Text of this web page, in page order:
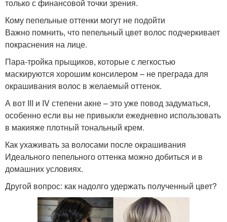
только с финансовой точки зрения.
Кому пепельные оттенки могут не подойти
Важно помнить, что пепельный цвет волос подчеркивает
покраснения на лице.
Пара-тройка прыщиков, которые с легкостью
маскируются хорошим консилером – не преграда для
окрашивания волос в желаемый оттенок.
А вот III и IV степени акне – это уже повод задуматься,
особенно если вы не привыкли ежедневно использовать
в макияже плотный тональный крем.
Как ухаживать за волосами после окрашивания
Идеального пепельного оттенка можно добиться и в
домашних условиях.
Другой вопрос: как надолго удержать полученный цвет?